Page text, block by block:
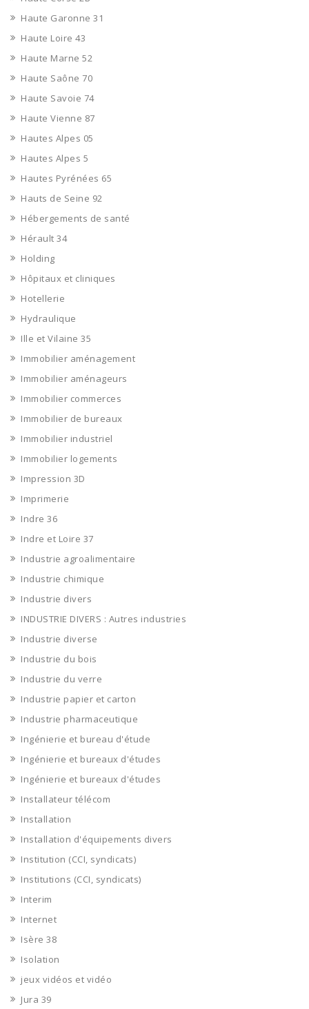
Haute Garonne 31
Haute Loire 43
Haute Marne 52
Haute Saône 70
Haute Savoie 74
Haute Vienne 87
Hautes Alpes 05
Hautes Alpes 5
Hautes Pyrénées 65
Hauts de Seine 92
Hébergements de santé
Hérault 34
Holding
Hôpitaux et cliniques
Hotellerie
Hydraulique
Ille et Vilaine 35
Immobilier aménagement
Immobilier aménageurs
Immobilier commerces
Immobilier de bureaux
Immobilier industriel
Immobilier logements
Impression 3D
Imprimerie
Indre 36
Indre et Loire 37
Industrie agroalimentaire
Industrie chimique
Industrie divers
INDUSTRIE DIVERS : Autres industries
Industrie diverse
Industrie du bois
Industrie du verre
Industrie papier et carton
Industrie pharmaceutique
Ingénierie et bureau d'étude
Ingénierie et bureaux d'études
Ingénierie et bureaux d'études
Installateur télécom
Installation
Installation d'équipements divers
Institution (CCI, syndicats)
Institutions (CCI, syndicats)
Interim
Internet
Isère 38
Isolation
jeux vidéos et vidéo
Jura 39